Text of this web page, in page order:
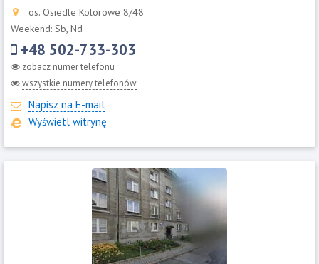
os. Osiedle Kolorowe 8/48
Weekend: Sb, Nd
+48 502-733-303
zobacz numer telefonu
wszystkie numery telefonów
Napisz na E-mail
Wyświetl witrynę